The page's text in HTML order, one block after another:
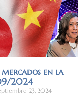
en la
2024
23, 2024